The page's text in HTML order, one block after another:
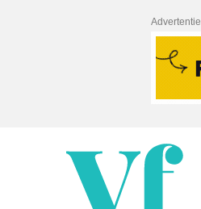
Advertentie